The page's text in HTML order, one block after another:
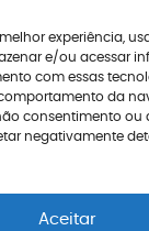
experiência,
e/ou acessar
com essas
da
consentimento
negativamente
Aceitar
jurídica